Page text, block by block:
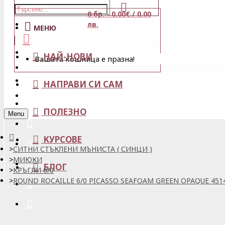
Магазини
Любими
0 бр. - 0.00€ / 0.00
лв.
Вашата кошница е празна!
МЕНЮ
НАЙ-НОВИ
НАПРАВИ СИ САМ
ПОЛЕЗНО
КУРСОВЕ
БЛОГ
Menu
СИТНИ СТЪКЛЕНИ МЪНИСТА ( СИНЦИ )
МИЮКИ
КРЪГЛИ 6/0
ROUND ROCAILLE 6/0 PICASSO SEAFOAM GREEN OPAQUE